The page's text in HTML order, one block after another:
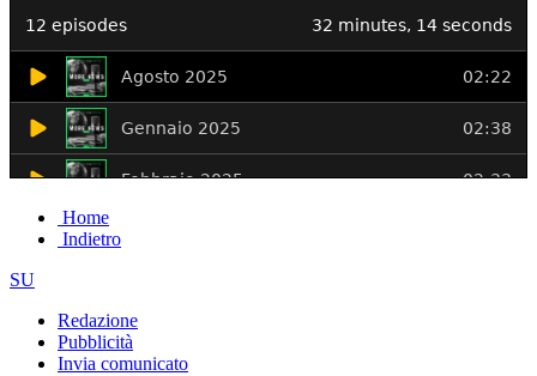
Home
Indietro
SU
Redazione
Pubblicità
Invia comunicato